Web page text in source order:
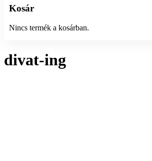
Kosár
Nincs termék a kosárban.
divat-ing